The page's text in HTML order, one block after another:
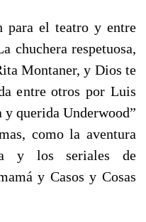
para el teatro y entre
chuchera respetuosa,
Montaner, y Dios te
entre otros por Luis
querida Underwood”
como la aventura
y los seriales de
y Casos y Cosas